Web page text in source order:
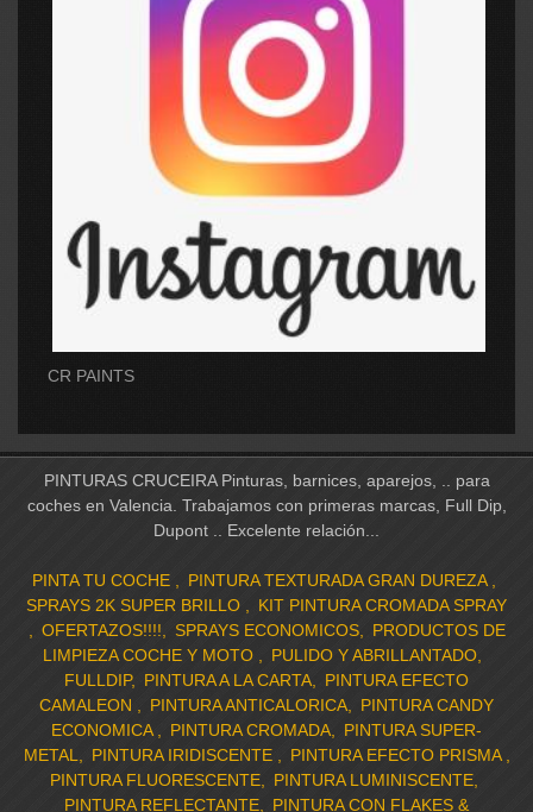
CR PAINTS
PINTURAS CRUCEIRA Pinturas, barnices, aparejos, .. para
coches en Valencia. Trabajamos con primeras marcas, Full Dip,
Dupont .. Excelente relación...
PINTA TU COCHE
PINTURA TEXTURADA GRAN DUREZA
SPRAYS 2K SUPER BRILLO
KIT PINTURA CROMADA SPRAY
OFERTAZOS!!!!
SPRAYS ECONOMICOS
PRODUCTOS DE
LIMPIEZA COCHE Y MOTO
PULIDO Y ABRILLANTADO
FULLDIP
PINTURA A LA CARTA
PINTURA EFECTO
CAMALEON
PINTURA ANTICALORICA
PINTURA CANDY
ECONOMICA
PINTURA CROMADA
PINTURA SUPER-
METAL
PINTURA IRIDISCENTE
PINTURA EFECTO PRISMA
PINTURA FLUORESCENTE
PINTURA LUMINISCENTE
PINTURA REFLECTANTE
PINTURA CON FLAKES &